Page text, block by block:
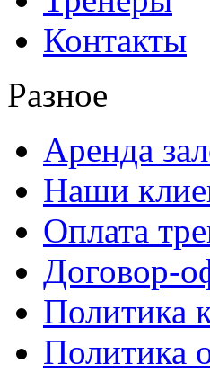
Контакты
Разное
Аренда
Наши
Оплата
Договор-
Политика
Политика